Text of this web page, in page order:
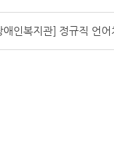
애인복지관] 정규직 언어